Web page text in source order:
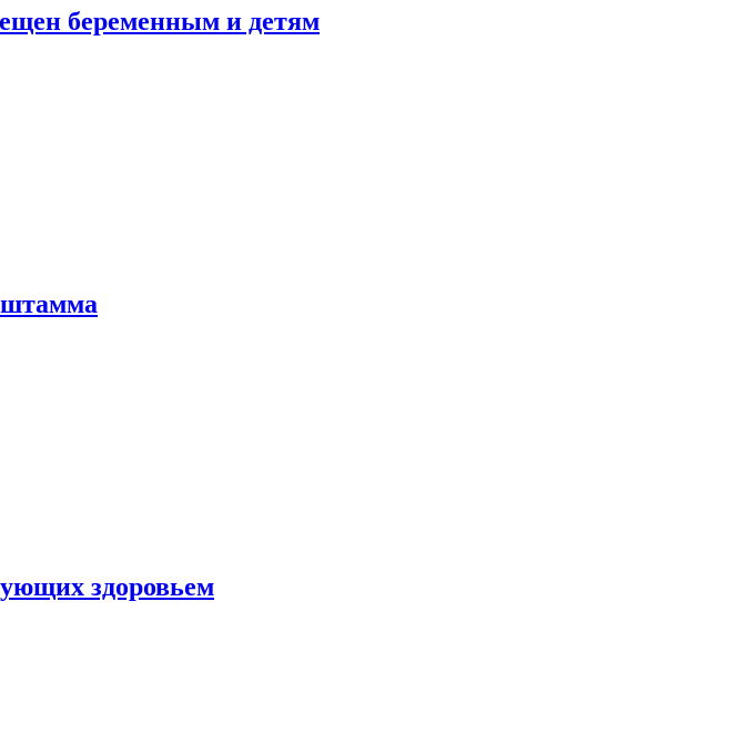
беременным и детям
штамма
здоровьем